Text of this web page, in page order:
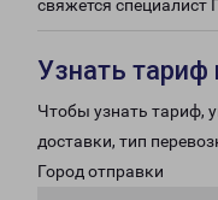
свяжется специалист
Узнать тариф
Чтобы узнать тариф,
доставки, тип
Город отправки